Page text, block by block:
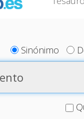
Sinónimo